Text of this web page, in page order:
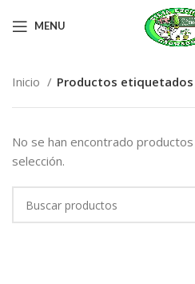
MENU
Inicio Productos etiquetados
No se han encontrado
selección.